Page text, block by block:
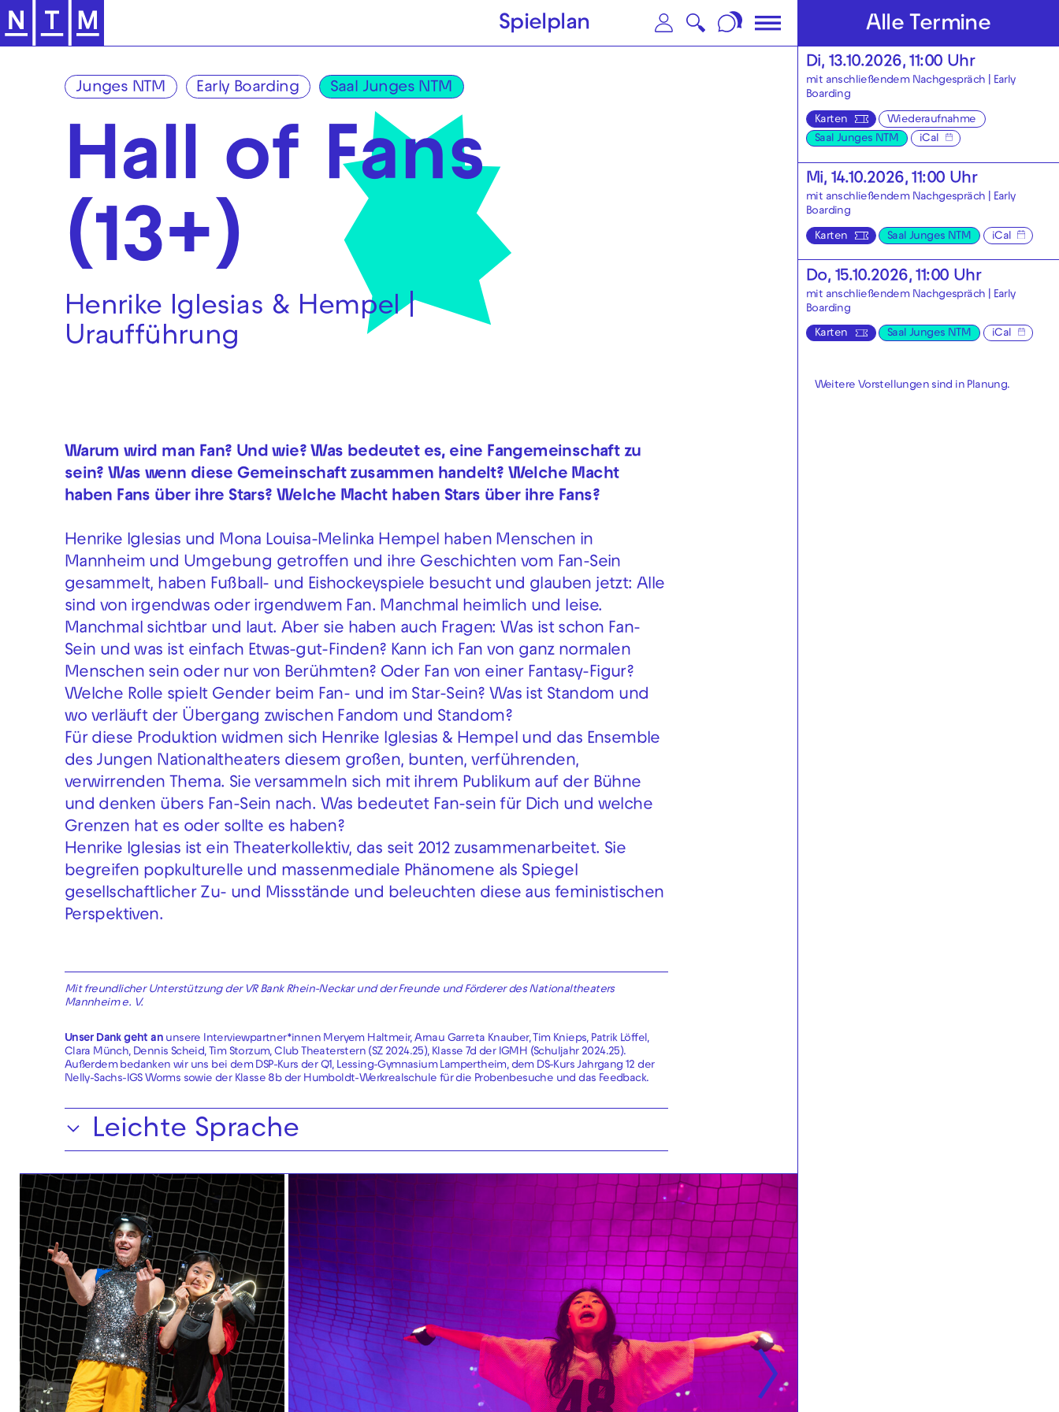
Zur Hauptnavigation springen Zum Hauptinhalt springen Zum Footer springen
Spielplan
Junges NTM Early Boarding Saal Junges NTM
Hall of Fans
(13+)
Henrike Iglesias & Hempel |
Uraufführung
Warum wird man Fan? Und wie? Was bedeutet es, eine Fangemeinschaft zu
sein? Was wenn diese Gemeinschaft zusammen handelt? Welche Macht
haben Fans über ihre Stars? Welche Macht haben Stars über ihre Fans?
Henrike Iglesias und Mona Louisa-Melinka Hempel haben Menschen in
Mannheim und Umgebung getroffen und ihre Geschichten vom Fan-Sein
gesammelt, haben Fußball- und Eishockeyspiele besucht und glauben jetzt: Alle
sind von irgendwas oder irgendwem Fan. Manchmal heimlich und leise.
Manchmal sichtbar und laut. Aber sie haben auch Fragen: Was ist schon Fan-
Sein und was ist einfach Etwas-gut-Finden? Kann ich Fan von ganz normalen
Menschen sein oder nur von Berühmten? Oder Fan von einer Fantasy-Figur?
Welche Rolle spielt Gender beim Fan- und im Star-Sein? Was ist Standom und
wo verläuft der Übergang zwischen Fandom und Standom?
Für diese Produktion widmen sich Henrike Iglesias & Hempel und das Ensemble
des Jungen Nationaltheaters diesem großen, bunten, verführenden,
verwirrenden Thema. Sie versammeln sich mit ihrem Publikum auf der Bühne
und denken übers Fan-Sein nach. Was bedeutet Fan-sein für Dich und welche
Grenzen hat es oder sollte es haben?
Henrike Iglesias ist ein Theaterkollektiv, das seit 2012 zusammenarbeitet. Sie
begreifen popkulturelle und massenmediale Phänomene als Spiegel
gesellschaftlicher Zu- und Missstände und beleuchten diese aus feministischen
Perspektiven.
Mit freundlicher Unterstützung der VR Bank Rhein-Neckar und der Freunde und Förderer des Nationaltheaters
Mannheim e. V.
Unser Dank geht an unsere Interviewpartner*innen Meryem Haltmeir, Arnau Garreta Knauber, Tim Knieps, Patrik Löffel,
Clara Münch, Dennis Scheid, Tim Storzum, Club Theaterstern (SZ 2024.25), Klasse 7d der IGMH (Schuljahr 2024.25).
Außerdem bedanken wir uns bei dem DSP-Kurs der Q1, Lessing-Gymnasium Lampertheim, dem DS-Kurs Jahrgang 12 der
Nelly-Sachs-IGS Worms sowie der Klasse 8b der Humboldt-Werkrealschule für die Probenbesuche und das Feedback.
Leichte Sprache
Alle Termine
Di, 13.10.2026, 11:00 Uhr
mit anschließendem Nachgespräch |
Early
Boarding
Karten
Wiederaufnahme
Saal Junges NTM
iCal
Mi, 14.10.2026, 11:00 Uhr
mit anschließendem Nachgespräch |
Early
Boarding
Karten Saal Junges NTM iCal
Do, 15.10.2026, 11:00 Uhr
mit anschließendem Nachgespräch |
Early
Boarding
Karten Saal Junges NTM iCal
Weitere Vorstellungen sind in Planung.